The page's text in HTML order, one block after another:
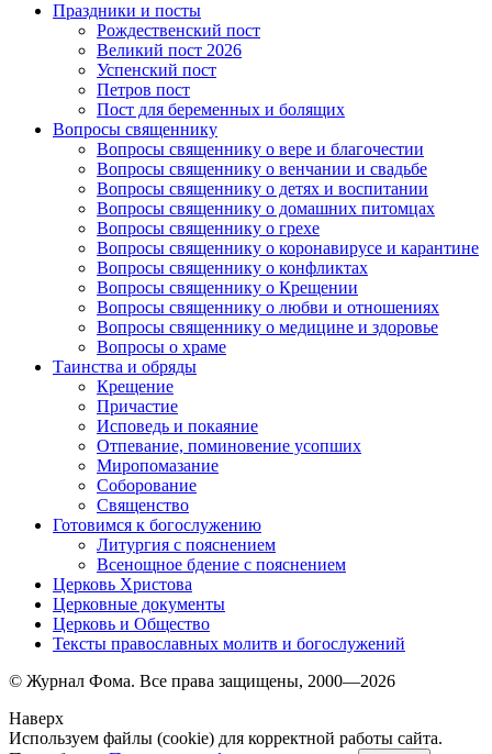
Праздники и посты
Рождественский пост
Великий пост 2026
Успенский пост
Петров пост
Пост для беременных и болящих
Вопросы священнику
Вопросы священнику о вере и благочестии
Вопросы священнику о венчании и свадьбе
Вопросы священнику о детях и воспитании
Вопросы священнику о домашних питомцах
Вопросы священнику о грехе
Вопросы священнику о коронавирусе и карантине
Вопросы священнику о конфликтах
Вопросы священнику о Крещении
Вопросы священнику о любви и отношениях
Вопросы священнику о медицине и здоровье
Вопросы о храме
Таинства и обряды
Крещение
Причастие
Исповедь и покаяние
Отпевание, поминовение усопших
Миропомазание
Соборование
Священство
Готовимся к богослужению
Литургия с пояснением
Всенощное бдение с пояснением
Церковь Христова
Церковные документы
Церковь и Общество
Тексты православных молитв и богослужений
© Журнал Фома. Все права защищены, 2000—2026
Наверх
Используем файлы (cookie) для корректной работы сайта.